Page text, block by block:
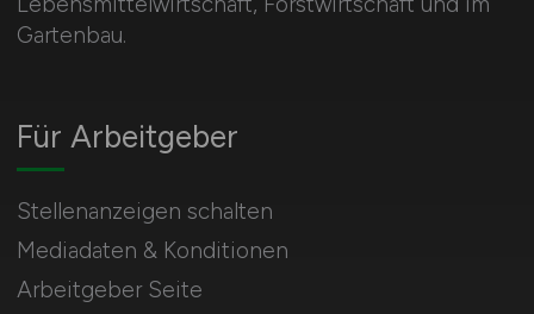
Gartenbau.
Für Arbeitgeber
Stellenanzeigen schalten
Mediadaten & Konditionen
Arbeitgeber Seite